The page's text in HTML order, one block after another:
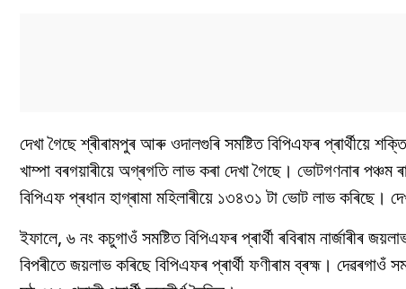
দেখা গৈছে শ্ৰীৰামপুৰ আৰু ওদালগুৰি সমষ্টিত বিপিএফৰ প্ৰাৰ্থীয়ে
খাম্পা বৰগয়াৰীয়ে অগ্ৰগতি লাভ কৰা দেখা গৈছে। ভোটগণনাৰ
বিপিএফ প্ৰধান হাগ্ৰামা মহিলাৰীয়ে ১৩৪৩১ টা ভোট লাভ কৰিছে।
ইফালে, ৬ নং কচুগাওঁ সমষ্টিত বিপিএফৰ প্ৰাৰ্থী ৰবিৰাম নাৰ্জাৰীৰ
বিপৰীতে জয়লাভ কৰিছে বিপিএফৰ প্ৰাৰ্থী ফণীৰাম ব্ৰহ্ম। দেৱৰগাওঁ